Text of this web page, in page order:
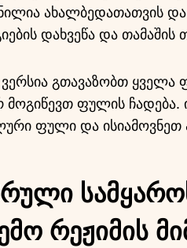
ახალბედათათვის
დახვეწა და თამაშის
გთავაზობთ ყველა
მოგიწევთ ფულის
ფული და ისიამოვნეთ
რეჟიმის